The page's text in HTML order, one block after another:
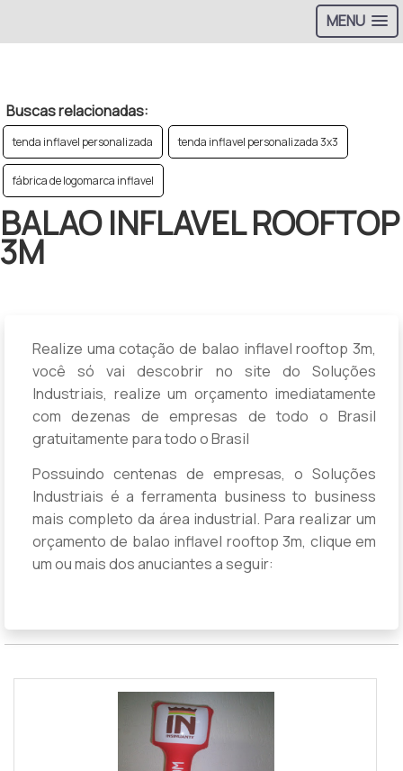
MENU
Buscas relacionadas:
tenda inflavel personalizada tenda inflavel personalizada 3x3
fábrica de logomarca inflavel
BALAO INFLAVEL ROOFTOP
3M
Realize uma cotação de balao inflavel rooftop 3m,
você só vai descobrir no site do Soluções
Industriais, realize um orçamento imediatamente
com dezenas de empresas de todo o Brasil
gratuitamente para todo o Brasil
Possuindo centenas de empresas, o Soluções
Industriais é a ferramenta business to business
mais completo da área industrial. Para realizar um
orçamento de balao inflavel rooftop 3m, clique em
um ou mais dos anuciantes a seguir: